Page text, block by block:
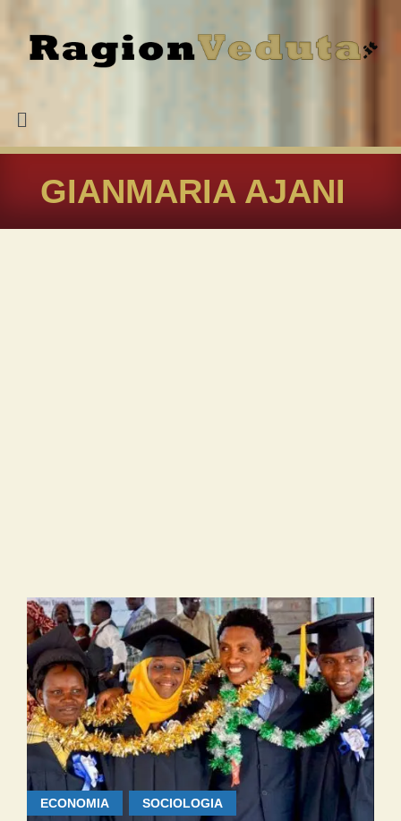
GIANMARIA AJANI
ECONOMIA SOCIOLOGIA